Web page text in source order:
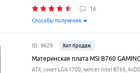
16
Способы получения
ID: 9629 Хит продаж
Материнская плата MSI B760 GAMING
ATX, сокет LGA 1700, чипсет Intel B760,